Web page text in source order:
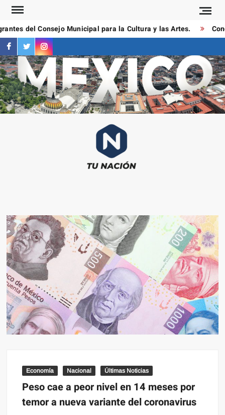
Saltar
contenidodel Consejo Municipal para la Cultura y las Artes.
facebook
twitterinstagram
Economía Nacional Últimas Noticias
Peso cae a peor nivel en 14 meses por
temor a nueva variante del coronavirus